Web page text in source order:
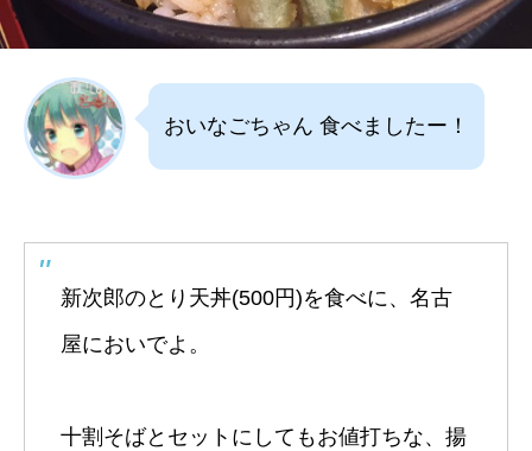
おいなごちゃん 食べましたー！
新次郎のとり天丼(500円)を食べに、名古
屋においでよ。
十割そばとセットにしてもお値打ちな、揚